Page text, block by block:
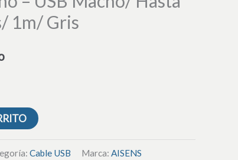
1m/ Gris
Cable USB Marca: AISENS
1250Mbps/
1m/